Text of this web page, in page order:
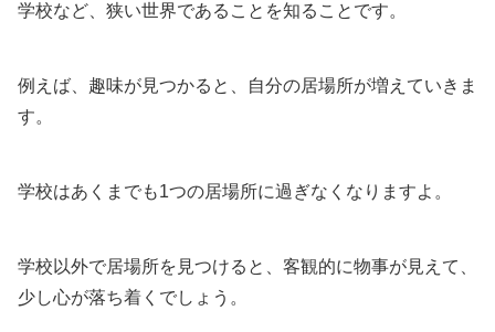
学校など、狭い世界であることを知ることです。
例えば、趣味が見つかると、自分の居場所が増えていきま
す。
学校はあくまでも1つの居場所に過ぎなくなりますよ。
学校以外で居場所を見つけると、客観的に物事が見えて、
少し心が落ち着くでしょう。